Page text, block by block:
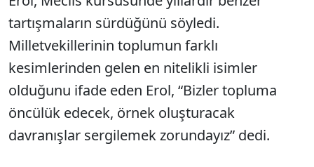
tartışmaların sürdüğünü söyledi.
Milletvekillerinin toplumun farklı
kesimlerinden gelen en nitelikli isimler
olduğunu ifade eden Erol, “Bizler topluma
öncülük edecek, örnek oluşturacak
davranışlar sergilemek zorundayız” dedi.